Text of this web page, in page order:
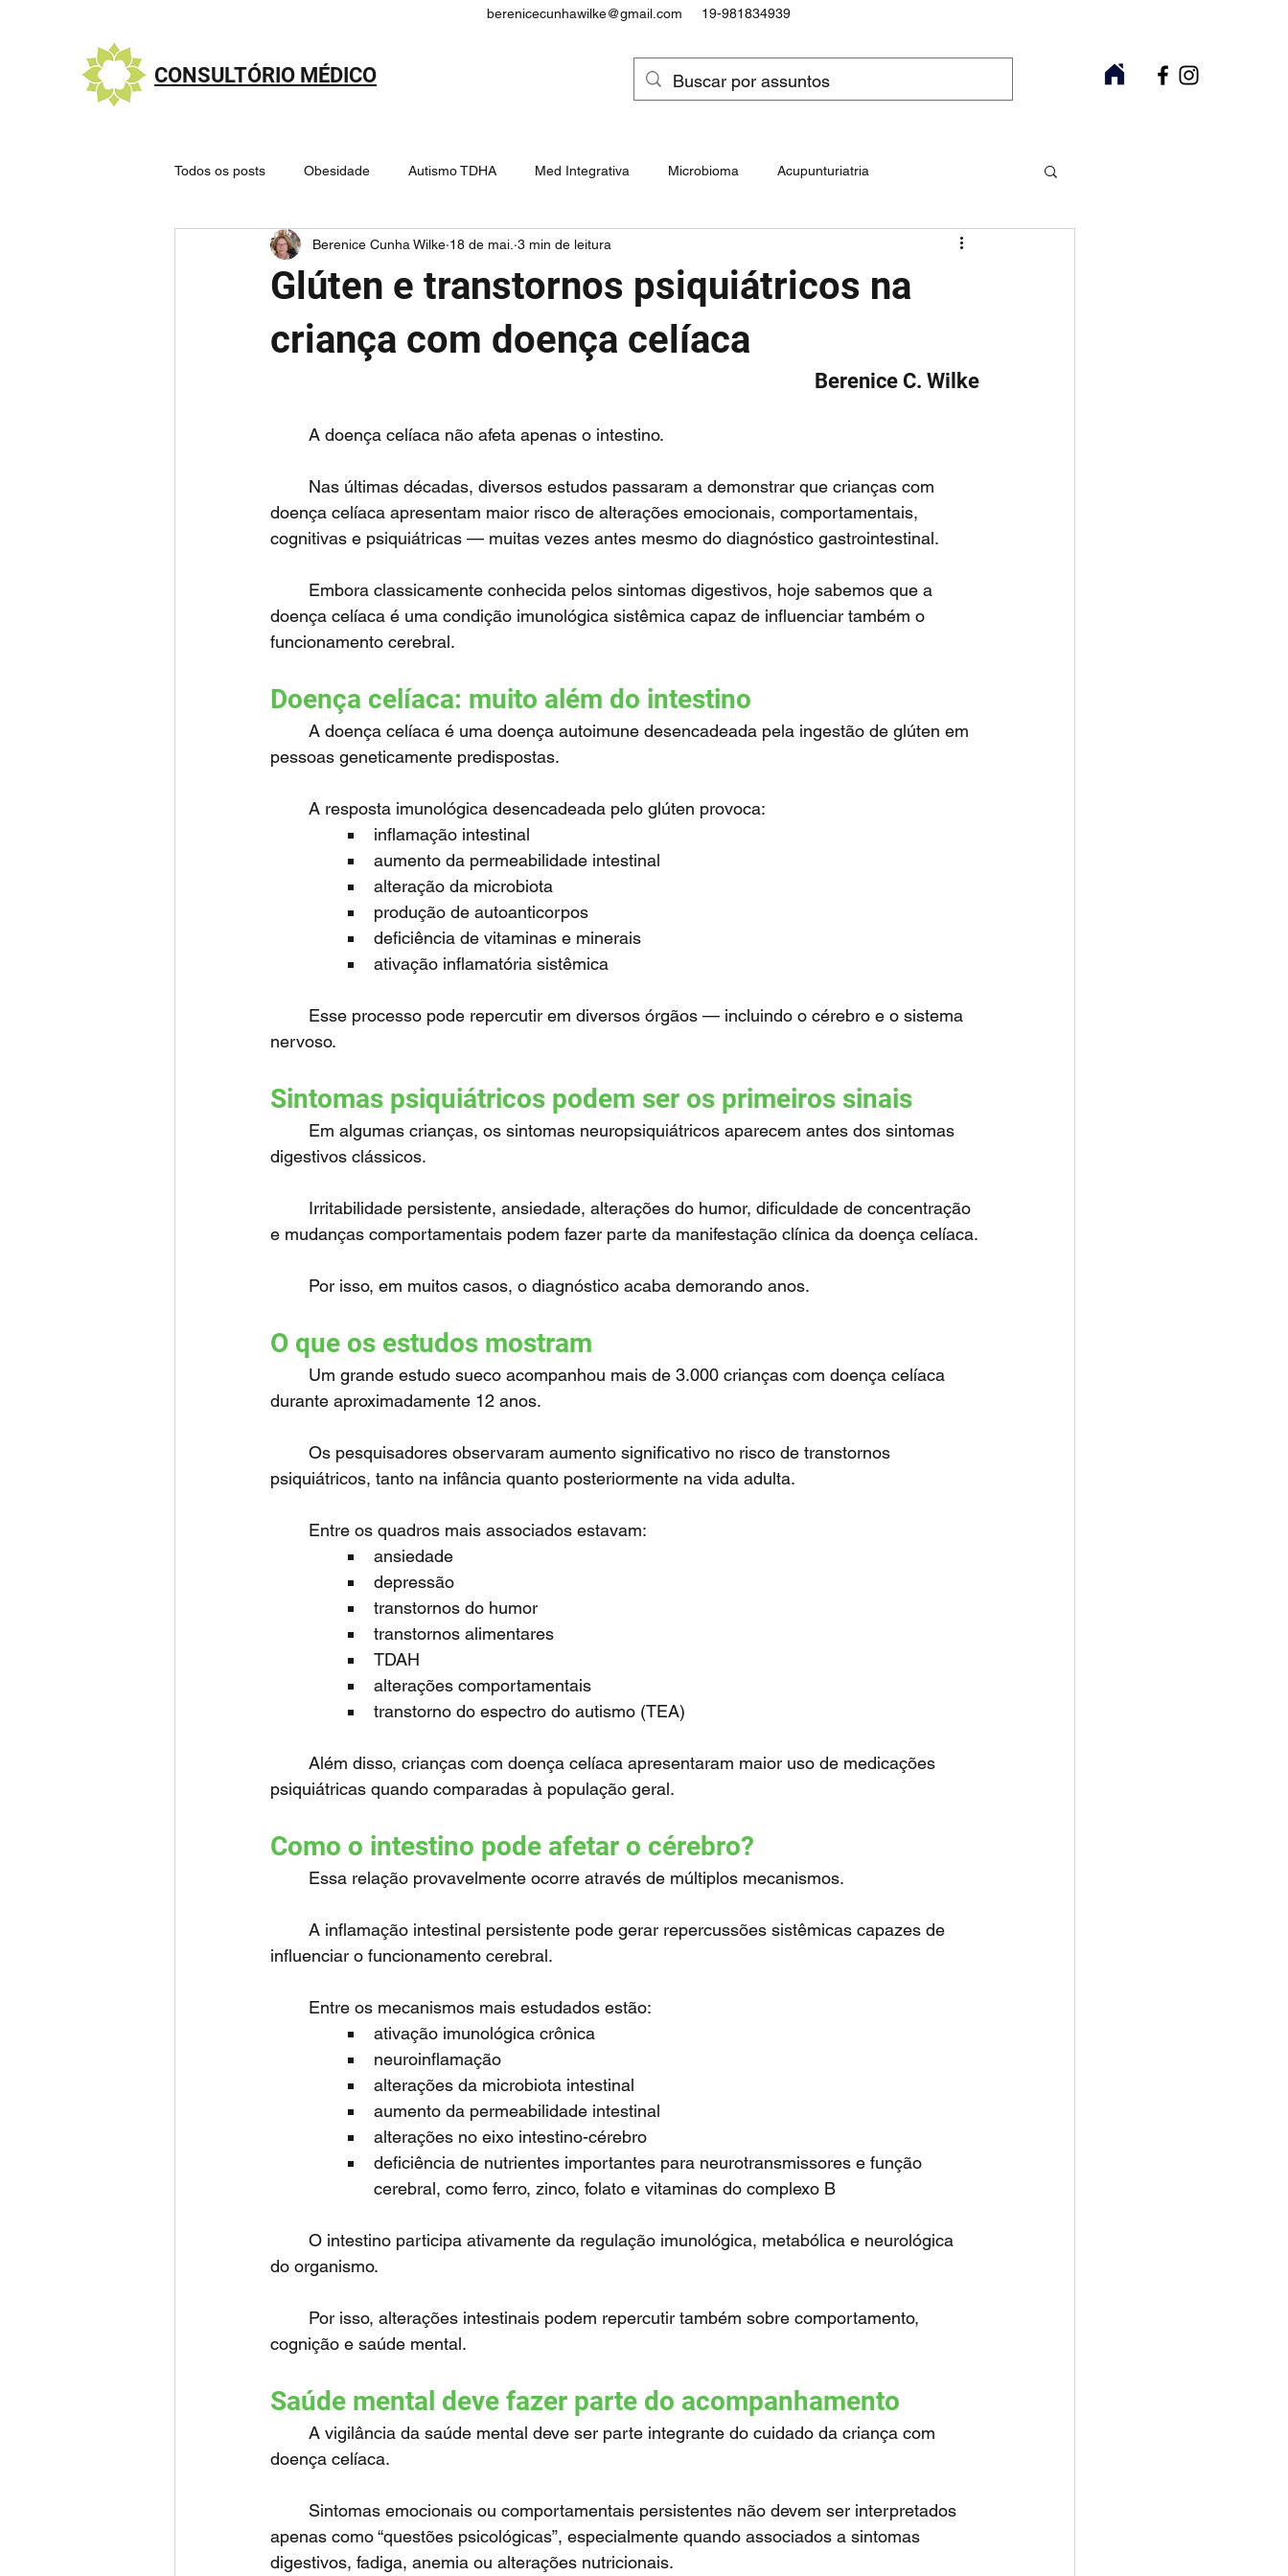
berenicecunhawilke@gmail.com 19-981834939
CONSULTÓRIO MÉDICO
Todos os posts Obesidade Autismo TDHA Med Integrativa Microbioma Acupunturiatria
Nutrologia - Alimentação saudável Intoxicações e Cancerígenos Fitoterapia
Sistema Endocanabinoide Mitocôndrias e Doenças Mitocondrial Paralisia Cerebral
Glúten e transtornos psiquiátricos na
criança com doença celíaca
Berenice Cunha Wilke 18 de mai. 3 min de leitura
Berenice C. Wilke
	A doença celíaca não afeta apenas o intestino.
doença celíaca apresentam maior risco de alterações emocionais, comportamentais,
cognitivas e psiquiátricas — muitas vezes antes mesmo do diagnóstico gastrointestinal.
doença celíaca é uma condição imunológica sistêmica capaz de influenciar também o
funcionamento cerebral.
Doença celíaca: muito além do intestino
pessoas geneticamente predispostas.
	A resposta imunológica desencadeada pelo glúten provoca:
inflamação intestinal
aumento da permeabilidade intestinal
alteração da microbiota
produção de autoanticorpos
deficiência de vitaminas e minerais
ativação inflamatória sistêmica
nervoso.
Sintomas psiquiátricos podem ser os primeiros sinais
digestivos clássicos.
e mudanças comportamentais podem fazer parte da manifestação clínica da doença celíaca.
	Por isso, em muitos casos, o diagnóstico acaba demorando anos.
O que os estudos mostram
durante aproximadamente 12 anos.
psiquiátricos, tanto na infância quanto posteriormente na vida adulta.
	Entre os quadros mais associados estavam:
ansiedade
depressão
transtornos do humor
transtornos alimentares
TDAH
alterações comportamentais
transtorno do espectro do autismo (TEA)
psiquiátricas quando comparadas à população geral.
Como o intestino pode afetar o cérebro?
	Essa relação provavelmente ocorre através de múltiplos mecanismos.
influenciar o funcionamento cerebral.
	Entre os mecanismos mais estudados estão:
ativação imunológica crônica
neuroinflamação
alterações da microbiota intestinal
aumento da permeabilidade intestinal
alterações no eixo intestino-cérebro
deficiência de nutrientes importantes para neurotransmissores e função
cerebral, como ferro, zinco, folato e vitaminas do complexo B
do organismo.
cognição e saúde mental.
Saúde mental deve fazer parte do acompanhamento
doença celíaca.
apenas como “questões psicológicas”, especialmente quando associados a sintomas
digestivos, fadiga, anemia ou alterações nutricionais.